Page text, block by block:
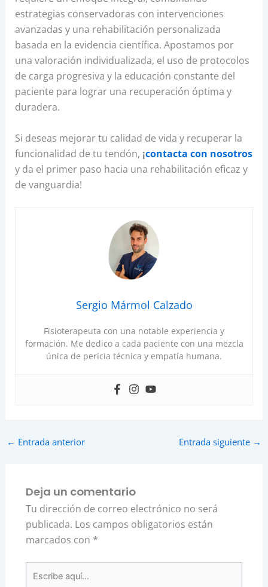
estrategias conservadoras con intervenciones
avanzadas y una rehabilitación personalizada
basada en la evidencia científica. Apostamos por
una valoración individualizada, el uso de protocolos
de carga progresiva y la educación constante del
paciente para lograr una recuperación óptima y
duradera.
Si deseas mejorar tu calidad de vida y recuperar la
funcionalidad de tu tendón, ¡contacta con nosotros
y da el primer paso hacia una rehabilitación eficaz y
de vanguardia!
Sergio Mármol Calzado
Fisioterapeuta con una notable experiencia y
formación. Me dedico a cada paciente con una mezcla
única de pericia técnica y empatía humana.
← Entrada anterior Entrada siguiente →
Deja un comentario
Tu dirección de correo electrónico no será
publicada. Los campos obligatorios están
marcados con *